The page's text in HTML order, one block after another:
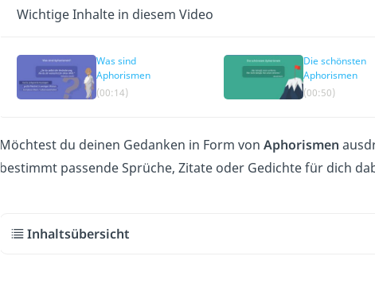
Wichtige Inhalte in diesem Video
Was sind
Aphorismen
(00:14)
Die schönsten
Aphorismen
(00:50)
Möchtest du deinen Gedanken in Form von Aphorismen
bestimmt passende Sprüche, Zitate oder Gedichte für dich
Inhaltsübersicht